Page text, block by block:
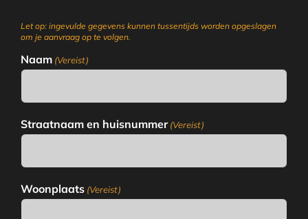
Let op: ingevulde gegevens kunnen tussentijds worden opgeslagen
om je aanvraag op te volgen.
Naam (Vereist)
Straatnaam en huisnummer (Vereist)
Woonplaats (Vereist)